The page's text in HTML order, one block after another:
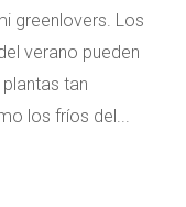
greenlovers. Los
verano pueden
tan
los fríos del...